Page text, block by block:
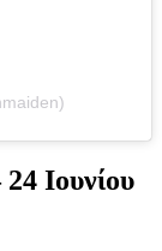
Ιουνίου